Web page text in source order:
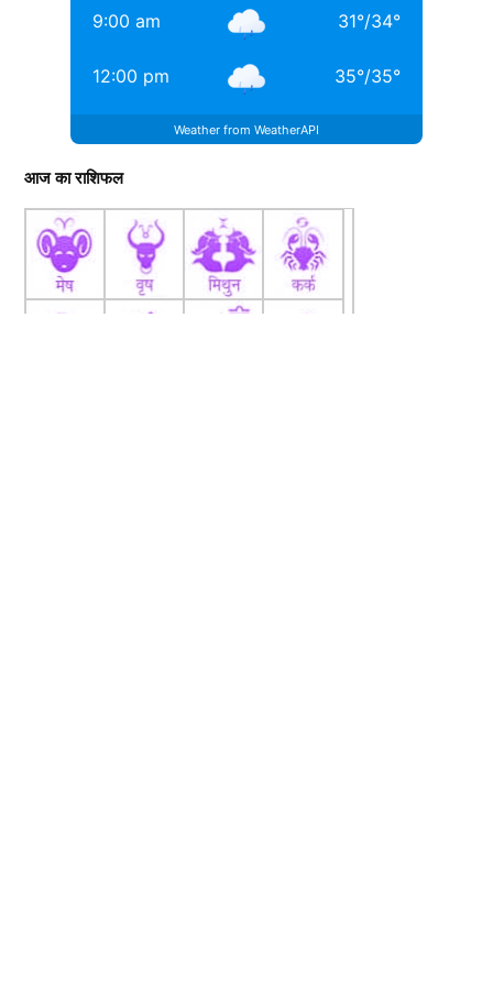
9:00 am 31°/34°
12:00 pm 35°/35°
Weather from WeatherAPI
आज का राशिफल